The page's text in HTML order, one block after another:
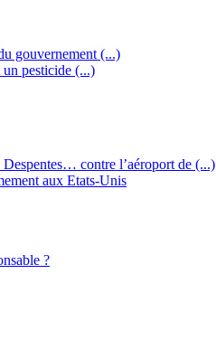
gouvernement (...)
pesticide (...)
contre l’aéroport de (...)
aux Etats-Unis